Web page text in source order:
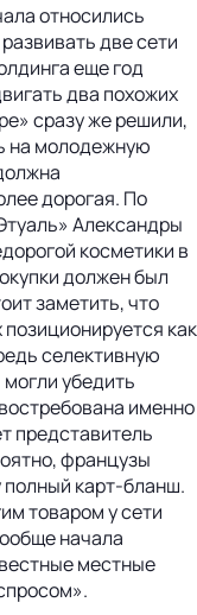
относились
две сети
еще год
два похожих
сразу же решили,
на молодежную
дорогая. По
Александры
косметики в
должен был
заметить, что
как
селективную
убедить
именно
представитель
французы
полный карт-бланш.
товаром у сети
начала
местные